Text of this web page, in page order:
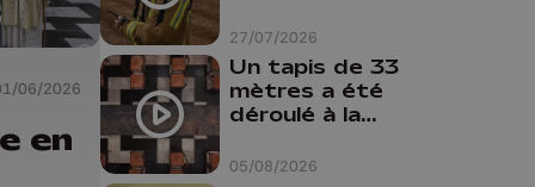
06/2026
en
27/07/2026
province de Liège :
"Un citoyen qui
n'est formé ne
peut pas nous
aider"
05/08/2026
Un tapis de 33
mètres a été
déroulé à la
Liège